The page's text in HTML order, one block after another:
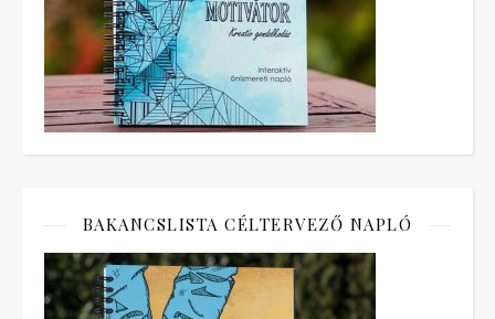
BAKANCSLISTA CÉLTERVEZŐ NAPLÓ